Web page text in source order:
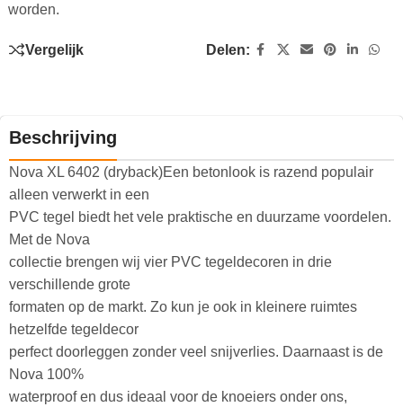
worden.
Vergelijk Delen:
Beschrijving
Nova XL 6402 (dryback)Een betonlook is razend populair
alleen verwerkt in een
PVC tegel biedt het vele praktische en duurzame voordelen.
Met de Nova
collectie brengen wij vier PVC tegeldecoren in drie
verschillende grote
formaten op de markt. Zo kun je ook in kleinere ruimtes
hetzelfde tegeldecor
perfect doorleggen zonder veel snijverlies. Daarnaast is de
Nova 100%
waterproof en dus ideaal voor de knoeiers onder ons,